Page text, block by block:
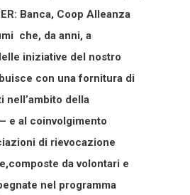
Banca, Coop Alleanza
 che, da anni, a
iniziative del nostro
con una fornitura di
della
e al coinvolgimento
di rievocazione
da volontari e
nel programma